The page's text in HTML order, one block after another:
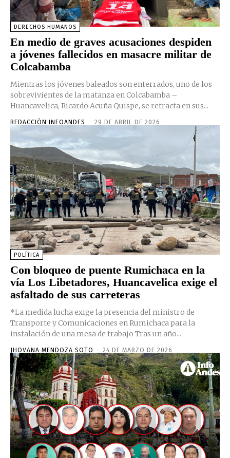
DERECHOS HUMANOS
En medio de graves acusaciones despiden
a jóvenes fallecidos en masacre militar de
Colcabamba
Mientras los jóvenes baleados son enterrados, uno de los
sobrevivientes de la matanza en Colcabamba –
Huancavelica, Ricardo Acuña Quispe, se retracta en sus...
REDACCIÓN INFOANDES - 29 DE ABRIL DE 2026
POLÍTICA
Con bloqueo de puente Rumichaca en la
vía Los Libetadores, Huancavelica exige el
asfaltado de sus carreteras
*La medida lucha exige la presencia del ministro de
Transporte y Comunicaciones en Rumichaca para la
instalación de una mesa de trabajo Tras un año...
JHOVANA MENDOZA SOTO - 24 DE MARZO DE 2026